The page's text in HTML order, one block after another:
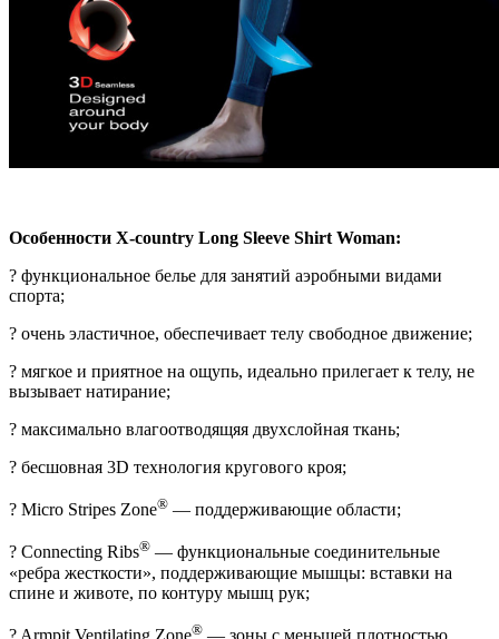
Особенности X-сountry Long Sleeve Shirt Woman:
? функциональное белье для занятий аэробными видами
спорта;
? очень эластичное, обеспечивает телу свободное движение;
? мягкое и приятное на ощупь, идеально прилегает к телу, не
вызывает натирание;
? максимально влагоотводящяя двухслойная ткань;
? бесшовная 3D технология кругового кроя;
? Micro Stripes Zone® — поддерживающие области;
? Connecting Ribs® — функциональные соединительные
«ребра жесткости», поддерживающие мышцы: вставки на
спине и животе, по контуру мышц рук;
? Armpit Ventilating Zone® — зоны с меньшей плотностью